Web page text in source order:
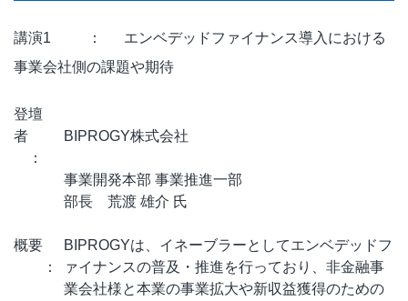
講演1 ： エンベデッドファイナンス導入における
事業会社側の課題や期待
登壇
者
：
BIPROGY株式会社
事業開発本部 事業推進一部
部長 荒渡 雄介 氏
概要
：
BIPROGYは、イネーブラーとしてエンベデッドフ
ァイナンスの普及・推進を行っており、非金融事
業会社様と本業の事業拡大や新収益獲得のための